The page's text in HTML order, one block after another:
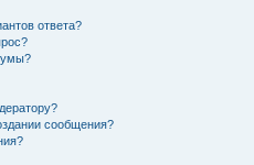
ответа?
сообщения?